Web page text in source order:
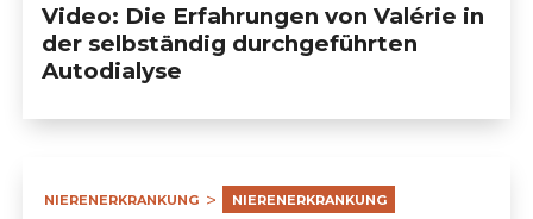
Video: Die Erfahrungen von Valérie in
der selbständig durchgeführten
Autodialyse
NIERENERKRANKUNG NIERENERKRANKUNG